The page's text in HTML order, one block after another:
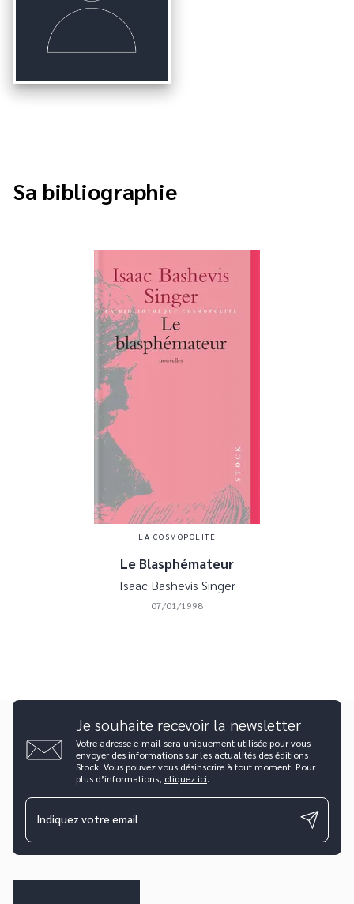
Sa bibliographie
LA COSMOPOLITE
Le Blasphémateur
Isaac Bashevis Singer
07/01/1998
Je souhaite recevoir la newsletter
Votre adresse e-mail sera uniquement utilisée pour vous
envoyer des informations sur les actualités des éditions
Stock. Vous pouvez vous désinscrire à tout moment. Pour
plus d’informations, cliquez ici.
Indiquez votre email